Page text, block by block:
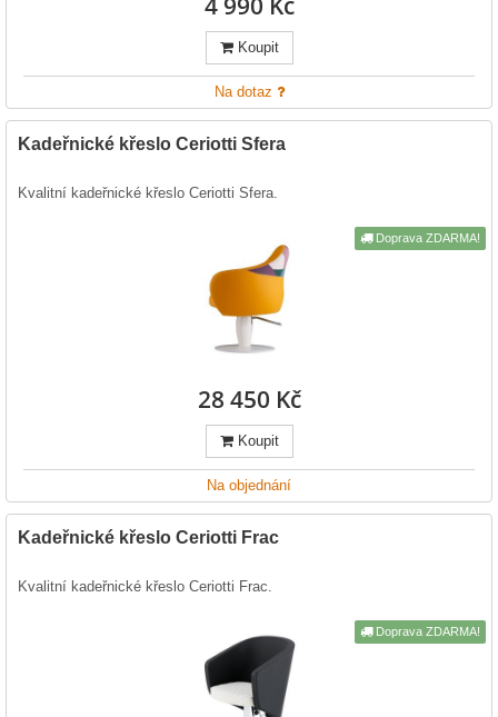
Koupit
Na dotaz
Kadeřnické křeslo Ceriotti Sfera
Kvalitní kadeřnické křeslo Ceriotti Sfera.
28 450 Kč
Doprava ZDARMA!
Koupit
Na objednání
Kadeřnické křeslo Ceriotti Frac
Kvalitní kadeřnické křeslo Ceriotti Frac.
Doprava ZDARMA!